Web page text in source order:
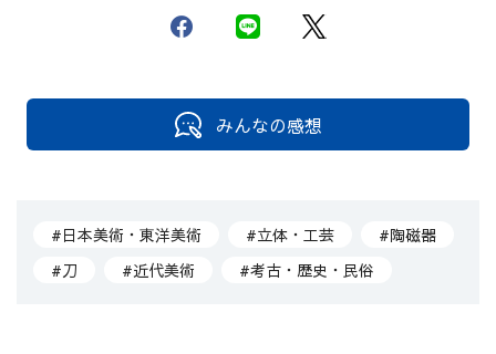
みんなの感想
#日本美術・東洋美術 #立体・工芸
#陶磁器
#刀
#近代美術 #考古・歴史・民俗